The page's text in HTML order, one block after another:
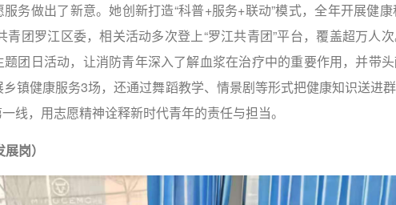
务做出了新意。她创新打造“科普+服务+联动”模式，全年开展健
团罗江区委，相关活动多次登上“罗江共青团”平台，覆盖超万人次
团日活动，让消防青年深入了解血浆在治疗中的重要作用，并带
镇健康服务3场，还通过舞蹈教学、情景剧等形式把健康知识送进
线，用志愿精神诠释新时代青年的责任与担当。
岗）